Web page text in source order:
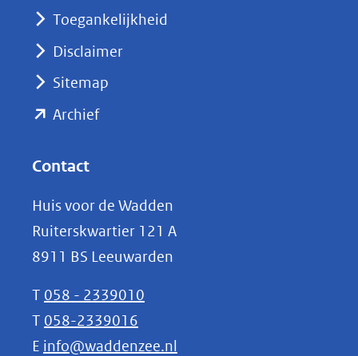
nieuw
naar
Toegankelijkheid
Disclaimer
Sitemap
Archief(opent
(verwijst
naar
een
andere
website)
Contact
Huis voor de Wadden
Ruiterskwartier 121 A
8911 BS Leeuwarden
T 058 - 2339010
T 058-2339016
E info@waddenzee.nl